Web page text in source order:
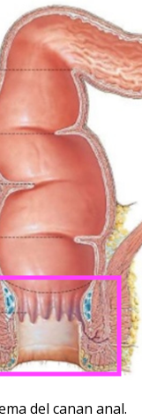
del canan anal.